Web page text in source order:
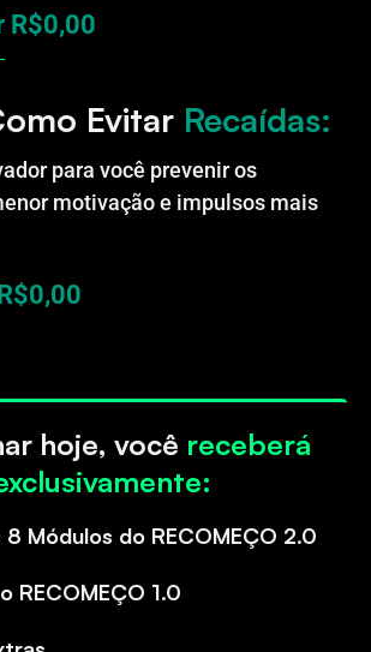
R$0,00
Evitar Recaídas:
para você prevenir os
motivação e impulsos mais
hoje, você receberá
8 Módulos do RECOMEÇO 2.0
RECOMEÇO 1.0